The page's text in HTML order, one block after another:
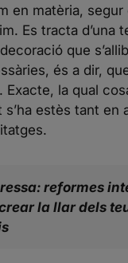
en matèria, segur
Es tracta d’una
que
és a dir,
Exacte, la qual
estès tant en
reformes
la llar dels